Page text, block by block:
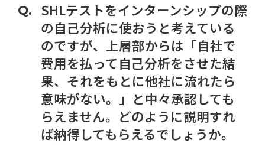
SHLテストをインターンシップの際
の自己分析に使おうと考えている
のですが、上層部からは「自社で
費用を払って自己分析をさせた結
果、それをもとに他社に流れたら
意味がない。」と中々承認しても
らえません。どのように説明すれ
ば納得してもらえるでしょうか。